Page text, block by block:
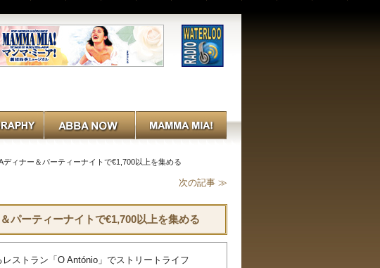
ィナー＆パーティーナイトで€1,700以上を集める
次の記事 ≫
パーティーナイトで€1,700以上を集める
ストラン「O António」でストリートライフ